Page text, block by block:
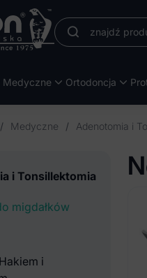
Medyczne Ortodoncja
/ Medyczne / Adenotomia i
i Tonsillektomia
migdałków
i